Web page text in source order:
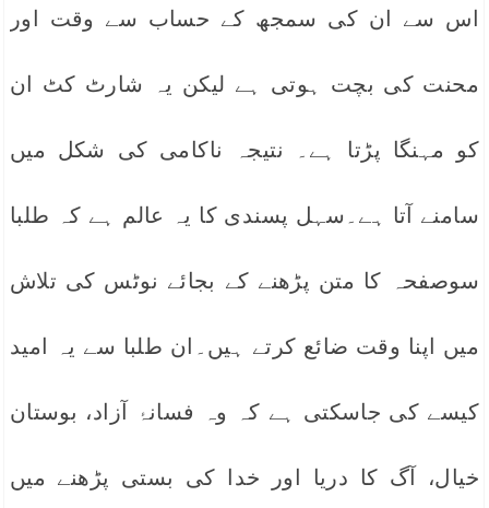
اس سے ان کی سمجھ کے حساب سے وقت اور
محنت کی بچت ہوتی ہے لیکن یہ شارٹ کٹ ان
کو مہنگا پڑتا ہے۔ نتیجہ ناکامی کی شکل میں
سامنے آتا ہے۔سہل پسندی کا یہ عالم ہے کہ طلبا
سوصفحہ کا متن پڑھنے کے بجائے نوٹس کی تلاش
میں اپنا وقت ضائع کرتے ہیں۔ان طلبا سے یہ امید
کیسے کی جاسکتی ہے کہ وہ فسانۂ آزاد، بوستان
خیال، آگ کا دریا اور خدا کی بستی پڑھنے میں